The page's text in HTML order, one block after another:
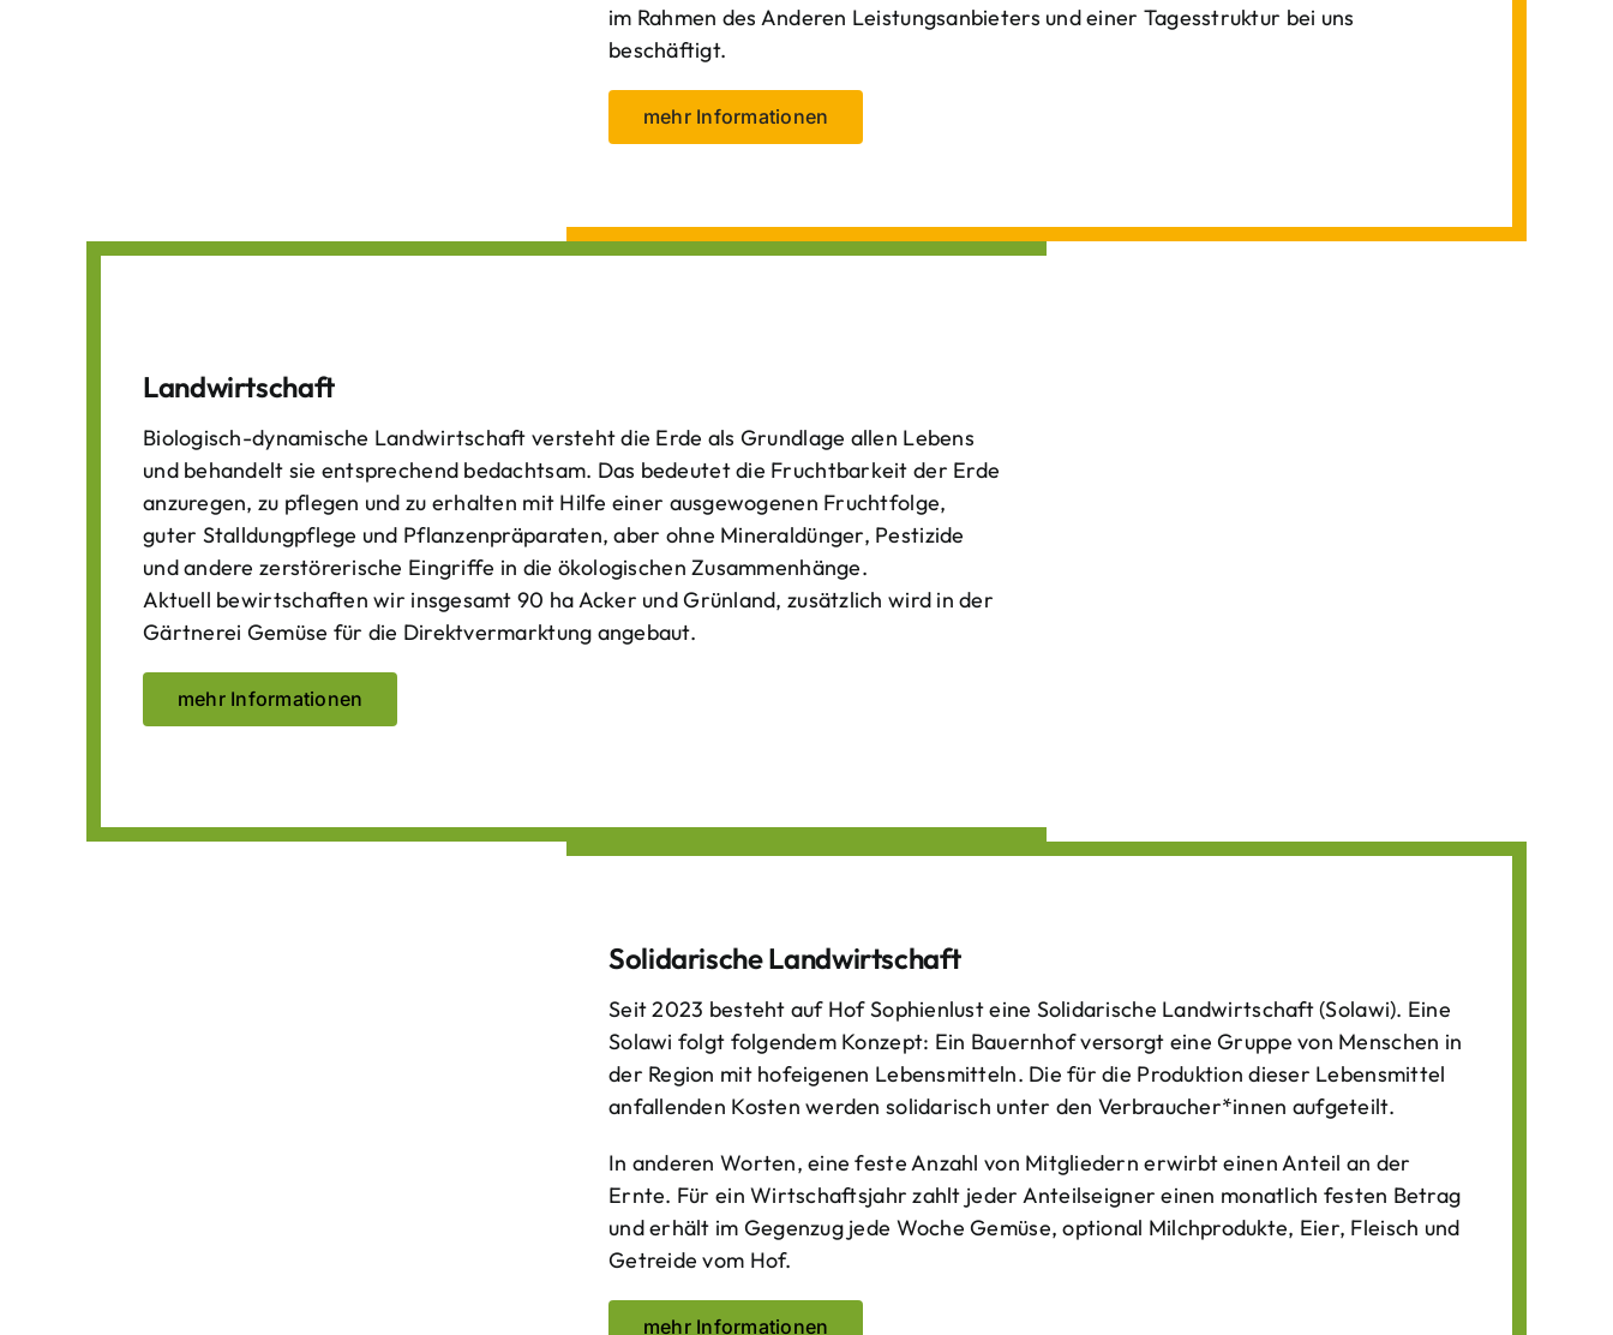
im Rahmen des Anderen Leistungsanbieters und einer Tagesstruktur bei uns
beschäftigt.
mehr Informationen
Landwirtschaft
Biologisch-dynamische Landwirtschaft versteht die Erde als Grundlage allen Lebens
und behandelt sie entsprechend bedachtsam. Das bedeutet die Fruchtbarkeit der Erde
anzuregen, zu pflegen und zu erhalten mit Hilfe einer ausgewogenen Fruchtfolge,
guter Stalldungpflege und Pflanzenpräparaten, aber ohne Mineraldünger, Pestizide
und andere zerstörerische Eingriffe in die ökologischen Zusammenhänge.
Aktuell bewirtschaften wir insgesamt 90 ha Acker und Grünland, zusätzlich wird in der
Gärtnerei Gemüse für die Direktvermarktung angebaut.
mehr Informationen
Solidarische Landwirtschaft
Seit 2023 besteht auf Hof Sophienlust eine Solidarische Landwirtschaft (Solawi). Eine
Solawi folgt folgendem Konzept: Ein Bauern­hof versorgt eine Gruppe von Menschen in
der Region mit hof­eigenen Lebens­mitteln. Die für die Produktion dieser Lebens­mittel
anfallenden Kosten werden solidarisch unter den Verbraucher*­innen aufgeteilt.
In anderen Worten, eine feste Anzahl von Mitgliedern erwirbt einen Anteil an der
Ernte. Für ein Wirtschaftsjahr zahlt jeder Anteilseigner einen monatlich festen Betrag
und erhält im Gegenzug jede Woche Gemüse, optional Milchprodukte, Eier, Fleisch und
Getreide vom Hof.
mehr Informationen